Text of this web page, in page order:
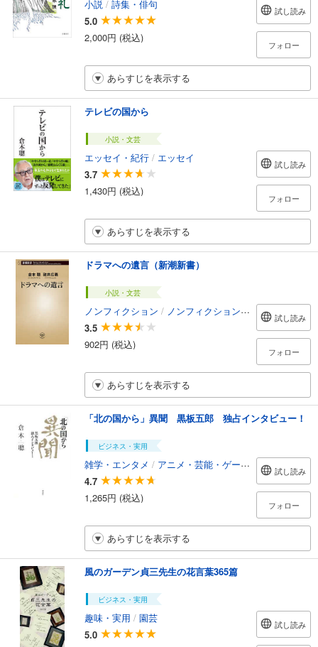
小説 / 詩集・俳句
5.0
2,000円 (税込)
試し読み
フォロー
あらすじを表示する
テレビの国から
小説・文芸
エッセイ・紀行 / エッセイ
3.7
1,430円 (税込)
試し読み
フォロー
あらすじを表示する
ドラマへの遺言（新潮新書）
小説・文芸
ノンフィクション / ノンフィクション・ドキュメンタリー
3.5
902円 (税込)
試し読み
フォロー
あらすじを表示する
「北の国から」異聞 黒板五郎 独占インタビュー！
ビジネス・実用
雑学・エンタメ / アニメ・芸能・ゲーム攻略本
4.7
1,265円 (税込)
試し読み
フォロー
あらすじを表示する
風のガーデン貞三先生の花言葉365篇
ビジネス・実用
趣味・実用 / 園芸
5.0
試し読み